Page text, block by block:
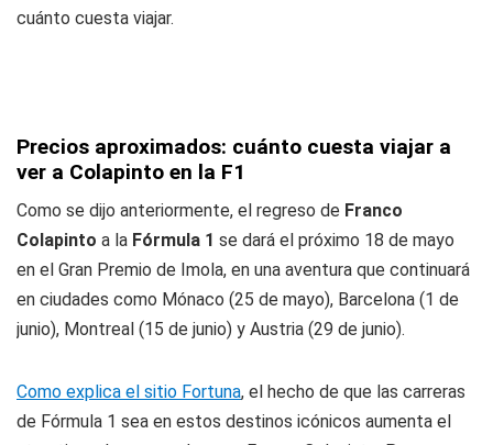
cuánto cuesta viajar.
Precios aproximados: cuánto cuesta viajar a
ver a Colapinto en la F1
Como se dijo anteriormente, el regreso de Franco
Colapinto a la Fórmula 1 se dará el próximo 18 de mayo
en el Gran Premio de Imola, en una aventura que continuará
en ciudades como Mónaco (25 de mayo), Barcelona (1 de
junio), Montreal (15 de junio) y Austria (29 de junio).
Como explica el sitio Fortuna, el hecho de que las carreras
de Fórmula 1 sea en estos destinos icónicos aumenta el